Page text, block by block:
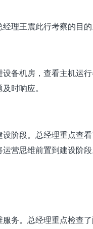
理王震此行考察的目的
备机房，查看主机运
时响应。
设阶段。总经理重点查
营思维前置到建设阶段
务。总经理重点检查